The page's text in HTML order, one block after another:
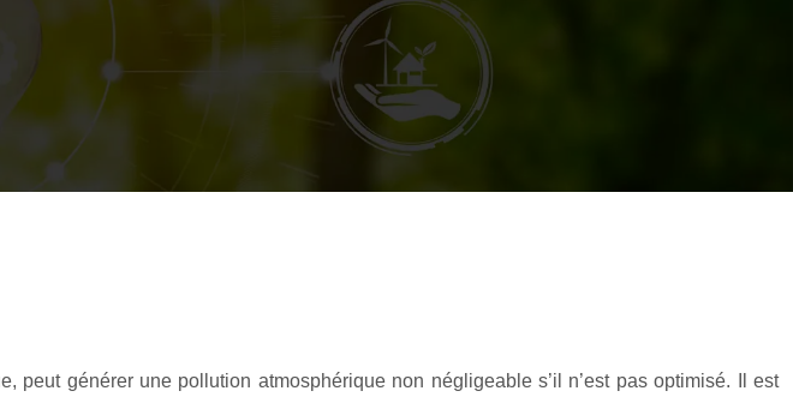
générer une pollution atmosphérique non négligeable s’il n’est pas optimisé. Il est